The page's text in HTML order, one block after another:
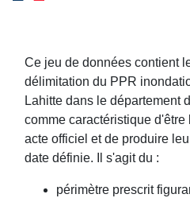
Ce jeu de données contient
délimitation du PPR
Lahitte dans le département
comme caractéristique
acte officiel et de produire
date définie. Il s'agit du :
périmètre prescrit